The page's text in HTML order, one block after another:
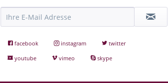
facebook instagram
twitter
youtube
vimeo skype